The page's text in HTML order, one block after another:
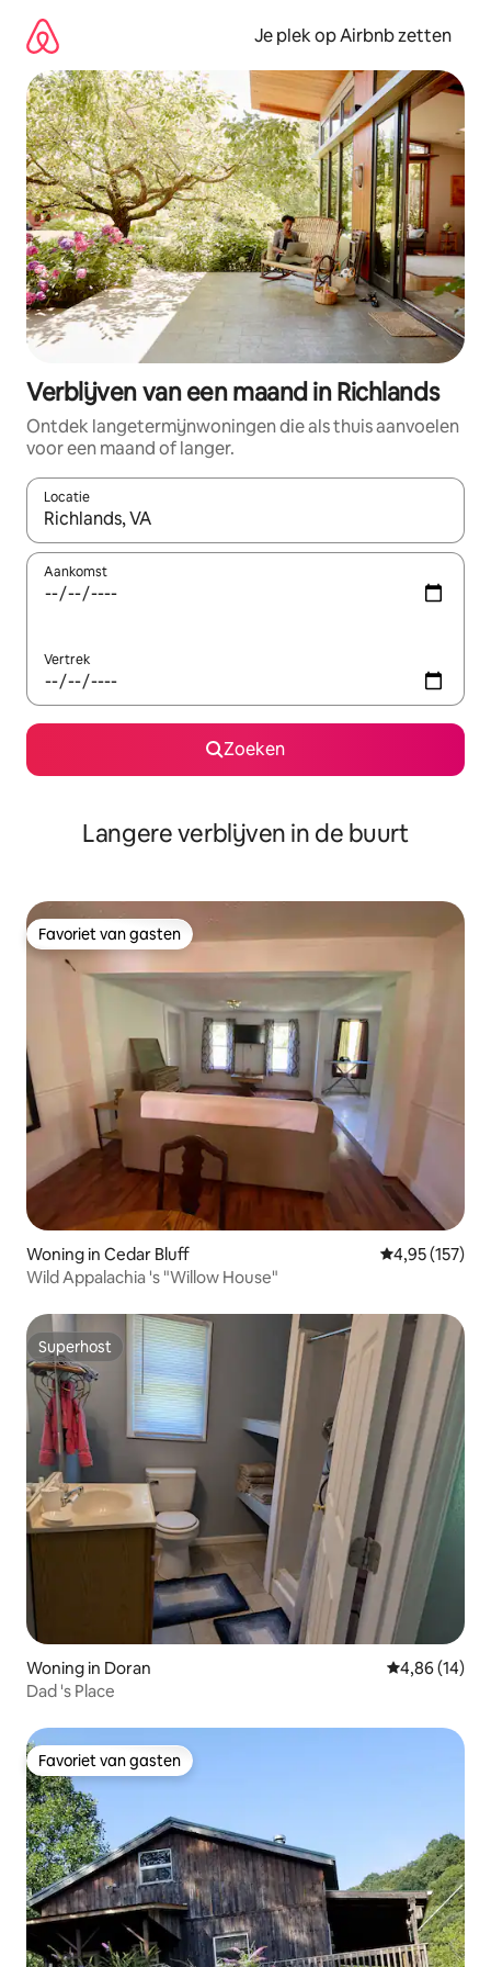
direct
naar
inhoud
Je plek op Airbnb zetten
Verblijven van een maand in Richlands
Ontdek langetermijnwoningen die als thuis aanvoelen
voor een maand of langer.
Locatie
Wanneer er resultaten beschikbaar zijn, maak je een keuze
Aankomst
Vertrek
Zoeken
Langere verblijven in de buurt
Favoriet van gasten
Favoriet van gasten
Woning in Cedar Bluff Gemiddelde
4,95 (157)
Wild Appalachia 's "Willow House"
Superhost
Superhost
Woning in Doran Gemiddelde
4,86 (14)
Dad 's Place
Favoriet van gasten
Favoriet van gasten